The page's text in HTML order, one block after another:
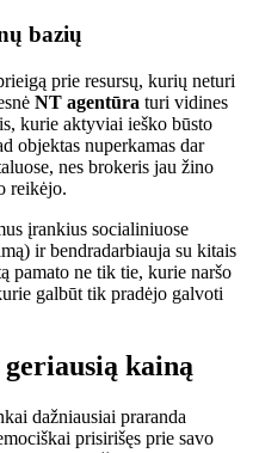
bazių
prie resursų, kurių neturi
NT agentūra turi vidines
kurie aktyviai ieško būsto
objektas nuperkamas dar
nes brokeris jau žino
reikėjo.
įrankius socialiniuose
ir bendradarbiauja su kitais
pamato ne tik tie, kurie naršo
galbūt tik pradėjo galvoti
kainą
dažniausiai praranda
prisirišęs prie savo